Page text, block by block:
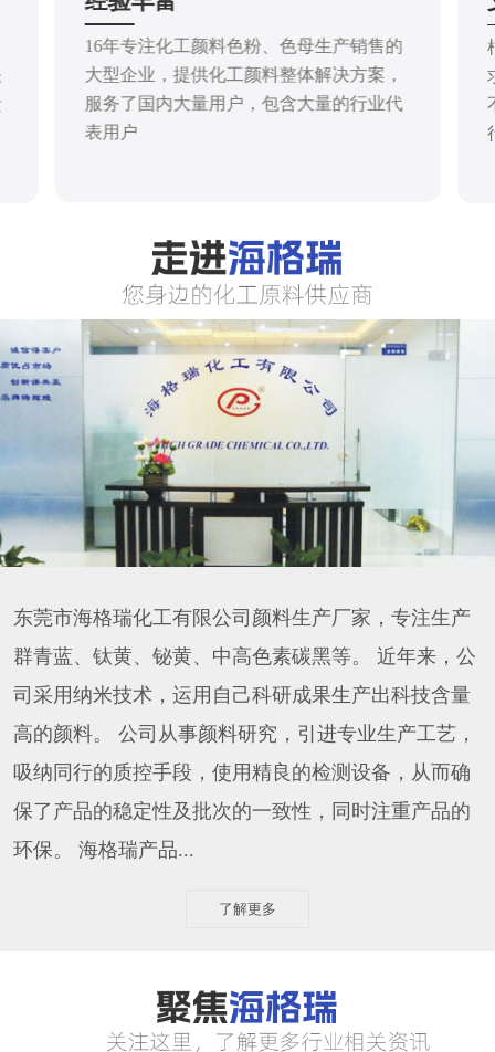
16年专注化工颜料色粉、色母生产销售的
大型企业，提供化工颜料整体解决方案，
服务了国内大量用户，包含大量的行业代
表用户
东莞市海格瑞化工有限公司颜料生产厂家，专注生产
群青蓝、钛黄、铋黄、中高色素碳黑等。 近年来，公
司采用纳米技术，运用自己科研成果生产出科技含量
高的颜料。 公司从事颜料研究，引进专业生产工艺，
吸纳同行的质控手段，使用精良的检测设备，从而确
保了产品的稳定性及批次的一致性，同时注重产品的
环保。 海格瑞产品...
了解更多